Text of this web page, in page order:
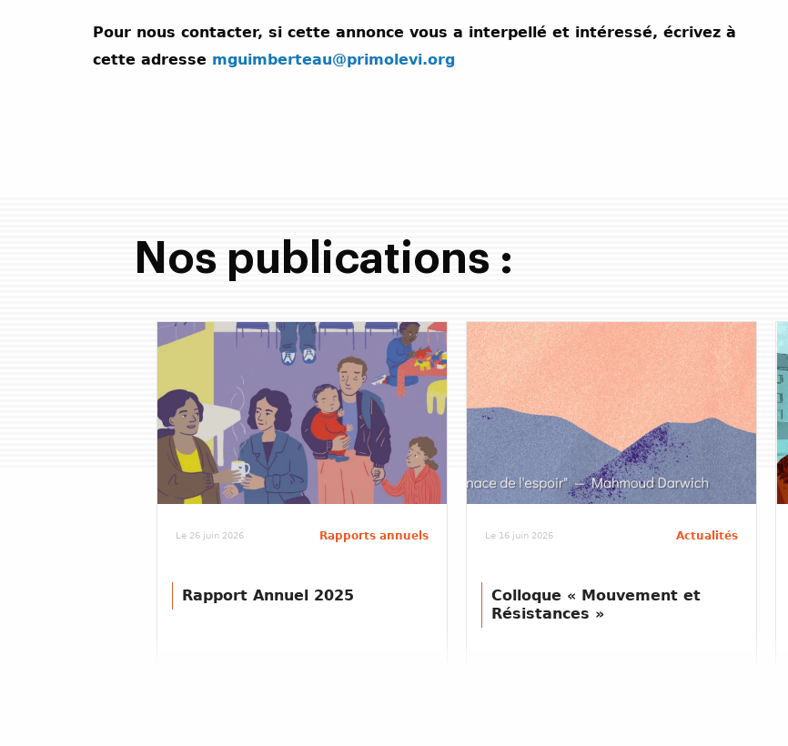
Pour nous contacter, si cette annonce vous a interpellé et intéressé, écrivez à
cette adresse mguimberteau@primolevi.org
Nos publications :
Le 26 juin 2026 Rapports annuels
Rapport Annuel 2025
Le 16 juin 2026 Actualités
Colloque « Mouvement et
Résistances »